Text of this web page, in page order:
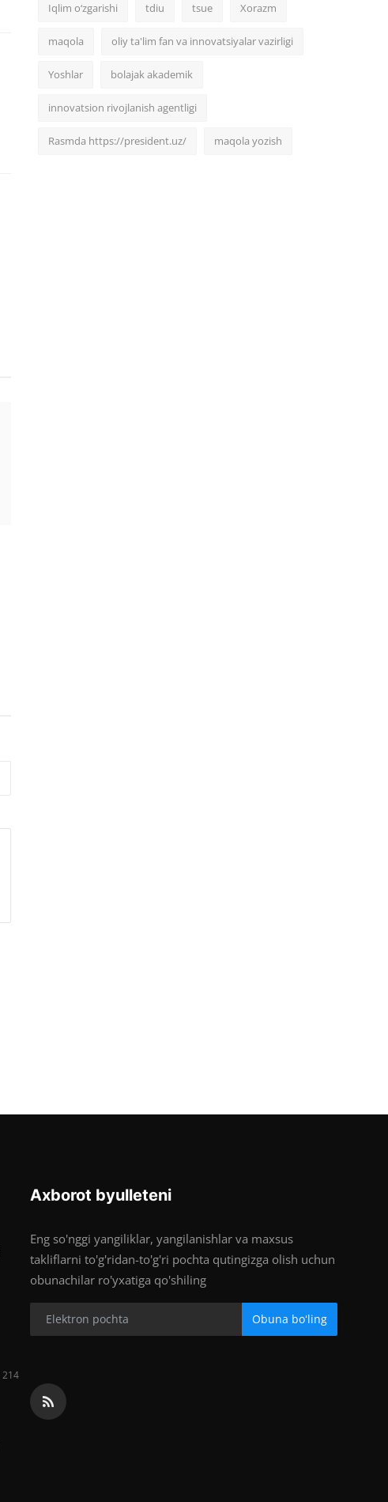
Iqlim o‘zgarishi tdiu tsue Xorazm
maqola oliy ta'lim fan va innovatsiyalar vazirligi
Yoshlar bolajak akademik
innovatsion rivojlanish agentligi
Rasmda https://president.uz/ maqola yozish
214
Axborot byulleteni
Eng so'nggi yangiliklar, yangilanishlar va maxsus
takliflarni to'g'ridan-to'g'ri pochta qutingizga olish uchun
obunachilar ro'yxatiga qo'shiling
Obuna boʻling